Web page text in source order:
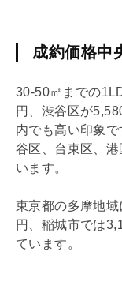
成約価格中
30-50㎡までの1
円、渋谷区が
内でも高い印象
谷区、台東区、
います。
東京都の多摩地
円、稲城市では
ています。